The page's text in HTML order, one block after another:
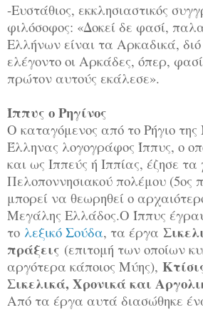
-Ευστάθιος, εκκλησιαστικός
φιλόσοφος: «Δοκεί δε φασί,
Ελλήνων είναι τα Αρκαδικά, διό
ελέγοντο οι Αρκάδες, όπερ,
πρώτον αυτούς εκάλεσε».
Ίππυς ο Ρηγίνος
Ο καταγόμενος από το Ρήγιο
Έλληνας λογογράφος Ίππυς, ο
και ως Ιππεύς ή Ιππίας, έζησε
Πελοποννησιακού πολέμου (5ος
μπορεί να θεωρηθεί ο
Μεγάλης Ελλάδος.Ο Ίππυς
το λεξικό Σούδα, τα έργα
πράξεις (επιτομή των οποίων
αργότερα κάποιος Μύης),
Σικελικά, Χρονικά και
Από τα έργα αυτά διασώθηκε